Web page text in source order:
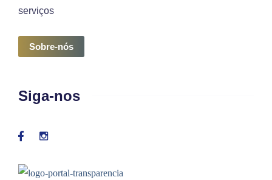
serviços
Sobre-nós
Siga-nos